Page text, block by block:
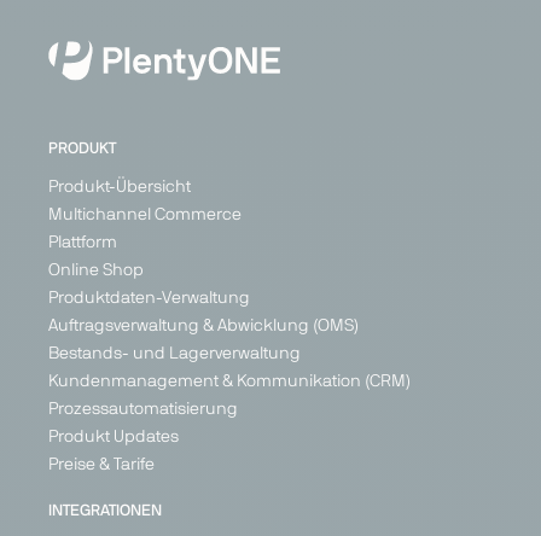
Electronics,
Home &
Poland
Austria
Belgium
Voelkner
Marketplace
PRODUKT
Produkt-Übersicht
Multichannel Commerce
Plattform
Online Shop
Produktdaten-Verwaltung
Auftragsverwaltung & Abwicklung (OMS)
Bestands- und Lagerverwaltung
Kundenmanagement & Kommunikation (CRM)
Prozessautomatisierung
Produkt Updates
Preise & Tarife
INTEGRATIONEN